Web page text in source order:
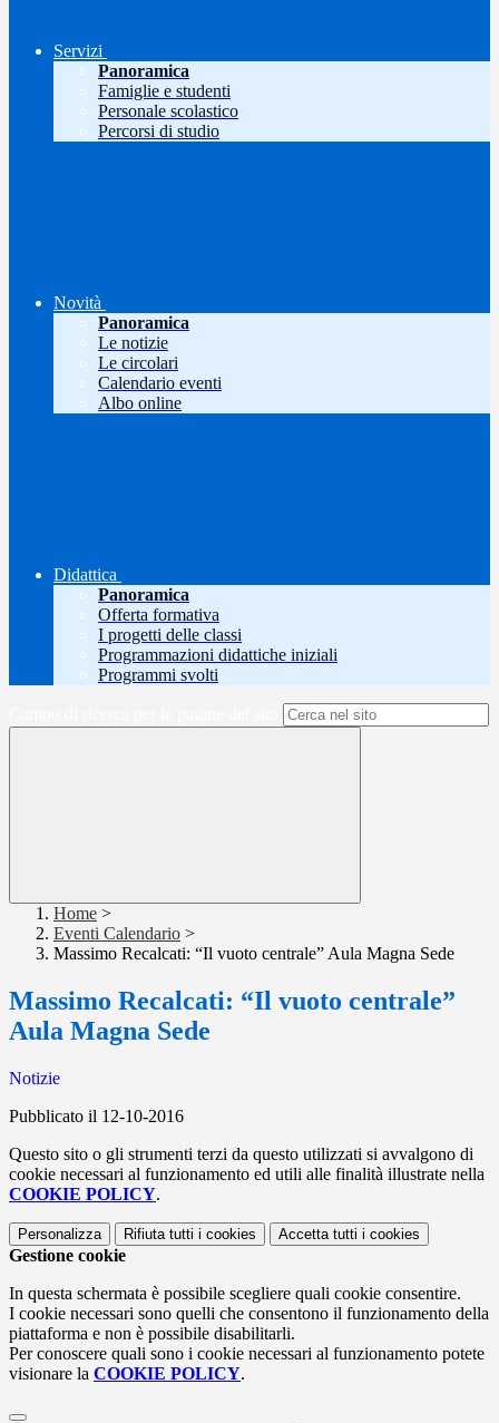
Servizi
Panoramica
Famiglie e studenti
Personale scolastico
Percorsi di studio
Novità
Panoramica
Le notizie
Le circolari
Calendario eventi
Albo online
Didattica
Panoramica
Offerta formativa
I progetti delle classi
Programmazioni didattiche iniziali
Programmi svolti
Home >
Eventi Calendario >
Massimo Recalcati: “Il vuoto centrale” Aula Magna Sede
Massimo Recalcati: “Il vuoto centrale”
Aula Magna Sede
Notizie
Pubblicato il 12-10-2016
Questo sito o gli strumenti terzi da questo utilizzati si avvalgono di
cookie necessari al funzionamento ed utili alle finalità illustrate nella
COOKIE POLICY.
Personalizza Rifiuta tutti i cookies Accetta tutti i cookies
Gestione cookie
In questa schermata è possibile scegliere quali cookie consentire.
I cookie necessari sono quelli che consentono il funzionamento della
piattaforma e non è possibile disabilitarli.
Per conoscere quali sono i cookie necessari al funzionamento potete
visionare la COOKIE POLICY.